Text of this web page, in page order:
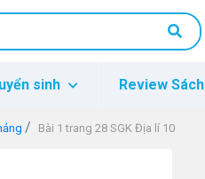
sinh Review Sách
Bài 1 trang 28 SGK Địa lí 10